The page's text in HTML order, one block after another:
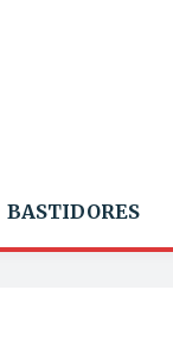
BASTIDORES